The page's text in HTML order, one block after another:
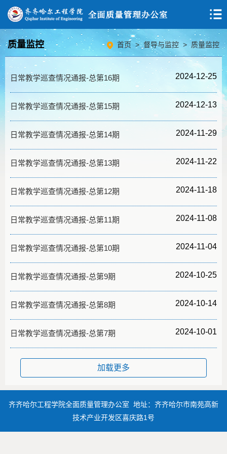
质量监控 首页>督导与监控 > 质量监控
日常教学巡查情况通报-总第16期 2024-12-25
日常教学巡查情况通报-总第15期 2024-12-13
日常教学巡查情况通报-总第14期 2024-11-29
日常教学巡查情况通报-总第13期 2024-11-22
日常教学巡查情况通报-总第12期 2024-11-18
日常教学巡查情况通报-总第11期 2024-11-08
日常教学巡查情况通报-总第10期 2024-11-04
日常教学巡查情况通报-总第9期 2024-10-25
日常教学巡查情况通报-总第8期 2024-10-14
日常教学巡查情况通报-总第7期 2024-10-01
加载更多
齐齐哈尔工程学院全面质量管理办公室 地址：齐齐哈尔市南苑高新
技术产业开发区喜庆路1号